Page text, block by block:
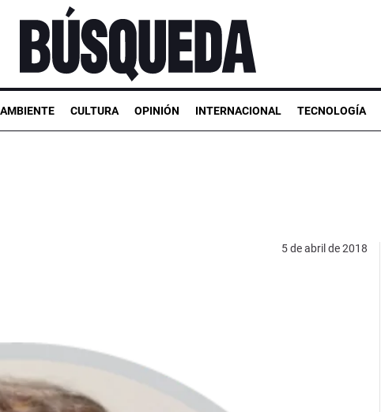
AMBIENTE CULTURA OPINIÓN INTERNACIONAL TECNOLOGÍA
5 de abril de 2018